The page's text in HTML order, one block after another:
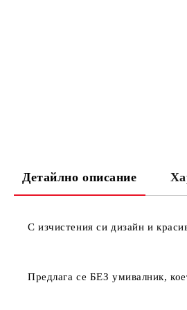
Детайлно описание
С изчистения си дизайн и
Предлага се БЕЗ умивалник,